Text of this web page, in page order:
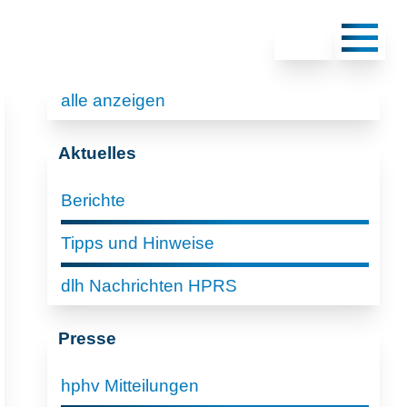
alle anzeigen
Aktuelles
Berichte
Tipps und Hinweise
dlh Nachrichten HPRS
Presse
hphv Mitteilungen